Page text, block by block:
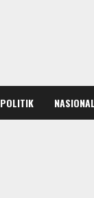
POLITIK NASIONAL